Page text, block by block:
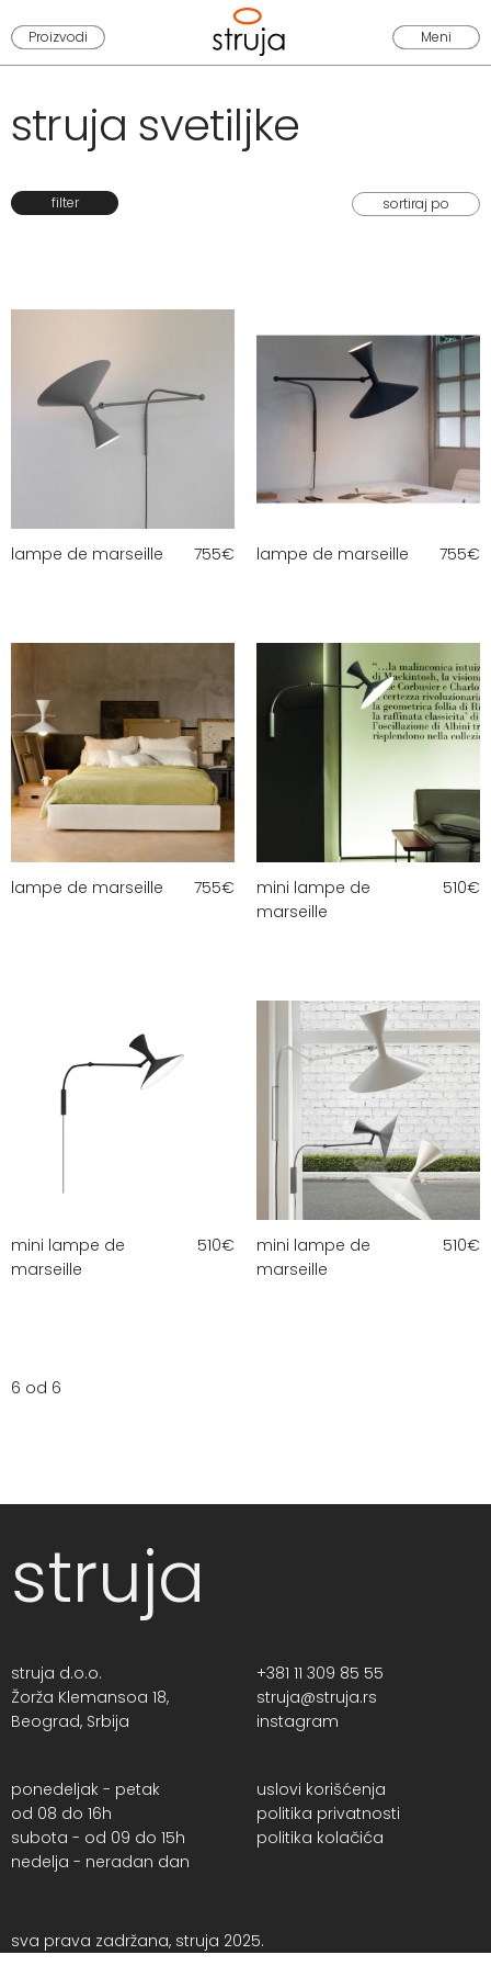
Proizvodi Meni
struja svetiljke
filter
lampe de marseille 755€ lampe de marseille 755€
lampe de marseille 755€
mini lampe de
marseille
510€
mini lampe de
marseille
510€
mini lampe de
marseille
510€
6 od 6
struja
struja d.o.o.
Žorža Klemansoa 18,
Beograd, Srbija
+381 11 309 85 55
struja@struja.rs
instagram
ponedeljak - petak
od 08 do 16h
subota - od 09 do 15h
nedelja - neradan dan
uslovi korišćenja
politika privatnosti
politika kolačića
sva prava zadržana, struja 2025.